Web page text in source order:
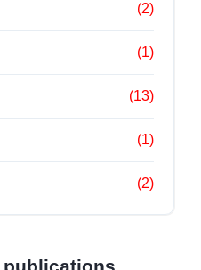
(2)
(1)
(13)
(1)
(2)